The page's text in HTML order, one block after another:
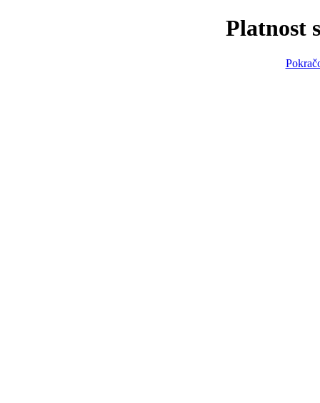
Platnost